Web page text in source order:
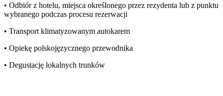
• Odbiór z hotelu, miejsca określonego przez rezydenta lub z punktu
wybranego podczas procesu rezerwacji
• Transport klimatyzowanym autokarem
• Opiekę polskojęzycznego przewodnika
• Degustację lokalnych trunków